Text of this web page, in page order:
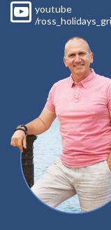
youtube
/